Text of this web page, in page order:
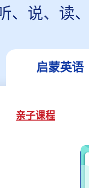
、说、读
启蒙英语
亲子课程